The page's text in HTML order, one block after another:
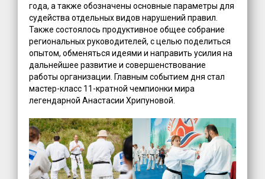
года, а также обозначены основные параметры для
судейства отдельных видов нарушений правил.
Также состоялось продуктивное общее собрание
региональных руководителей, с целью поделиться
опытом, обменяться идеями и направить усилия на
дальнейшее развитие и совершенствование
работы организации. Главным событием дня стал
мастер-класс 11-кратной чемпионки мира
легендарной Анастасии Хрипуновой.